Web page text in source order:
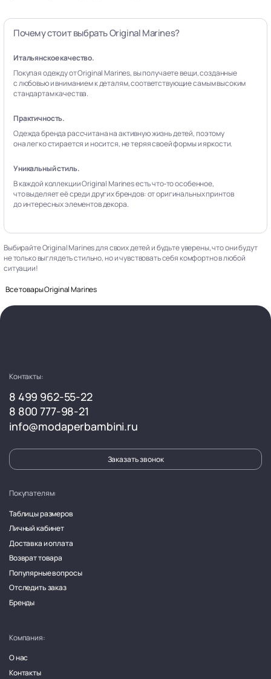
Почему стоит выбрать Original Marines?
Итальянское качество.
Покупая одежду от Original Marines, вы получаете вещи, созданные
с любовью и вниманием к деталям, соответствующие самым высоким
стандартам качества.
Практичность.
Одежда бренда рассчитана на активную жизнь детей, поэтому
она легко стирается и носится, не теряя своей формы и яркости.
Уникальный стиль.
В каждой коллекции Original Marines есть что‑то особенное,
что выделяет её среди других брендов: от оригинальных принтов
до интересных элементов декора.
Выбирайте Original Marines для своих детей и будьте уверены, что они будут
не только выглядеть стильно, но и чувствовать себя комфортно в любой
ситуации!
Все товары Original Marines
Контакты:
8 499 962-55-22
8 800 777-98-21
info@modaperbambini.ru
Заказать звонок
Покупателям:
Таблицы размеров
Личный кабинет
Доставка и оплата
Возврат товара
Популярные вопросы
Отследить заказ
Бренды
Компания:
О нас
Контакты